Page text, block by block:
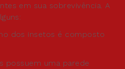
em sua sobrevivência. A
dos insetos é composto
possuem uma parede